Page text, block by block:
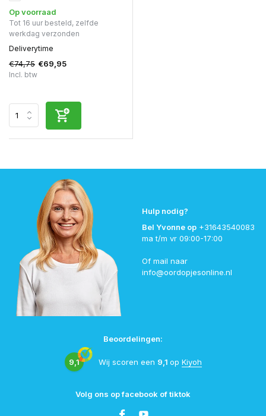
Op voorraad
Tot 16 uur besteld, zelfde
werkdag verzonden
Deliverytime
€74,75 €69,95
Incl. btw
Hulp nodig?
Bel Yvonne op +31643540083
ma t/m vr 09:00-17:00
Of mail naar
info@oordopjesonline.nl
Beoordelingen:
9,1 Wij scoren een 9,1 op Kiyoh
Volg ons op facebook of tiktok